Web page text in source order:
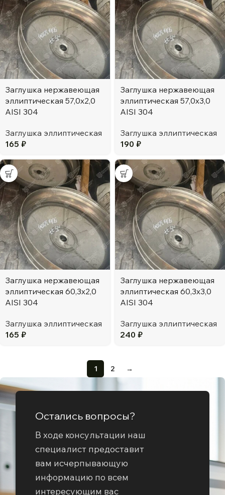
Заглушка нержавеющая
эллиптическая 57,0х2,0
AISI 304
Заглушка эллиптическая
165 ₽
Заглушка нержавеющая
эллиптическая 57,0х3,0
AISI 304
Заглушка эллиптическая
190 ₽
Заглушка нержавеющая
эллиптическая 60,3х2,0
AISI 304
Заглушка эллиптическая
165 ₽
Заглушка нержавеющая
эллиптическая 60,3х3,0
AISI 304
Заглушка эллиптическая
240 ₽
1 2 →
Остались вопросы?
В ходе консультации наш
специалист предоставит
вам исчерпывающую
информацию по всем
интересующим вас